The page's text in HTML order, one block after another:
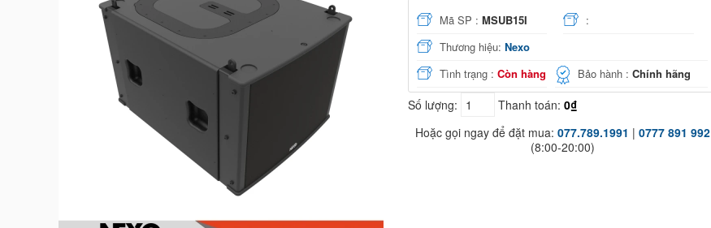
Mã SP : MSUB15I
:
Thương hiệu: Nexo
Tình trạng : Còn hàng Bảo hành :Chính hãng
Số lượng: Thanh toán: 0₫
Hoặc gọi ngay để đặt mua: 077.789.1991 | 0777 891 992
(8:00-20:00)